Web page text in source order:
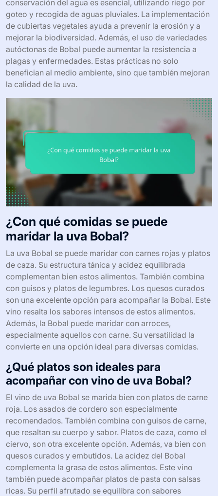
conservación del agua es esencial, utilizando riego por
goteo y recogida de aguas pluviales. La implementación
de cubiertas vegetales ayuda a prevenir la erosión y a
mejorar la biodiversidad. Además, el uso de variedades
autóctonas de Bobal puede aumentar la resistencia a
plagas y enfermedades. Estas prácticas no solo
benefician al medio ambiente, sino que también mejoran
la calidad de la uva.
¿Con qué comidas se puede
maridar la uva Bobal?
La uva Bobal se puede maridar con carnes rojas y platos
de caza. Su estructura tánica y acidez equilibrada
complementan bien estos alimentos. También combina
con guisos y platos de legumbres. Los quesos curados
son una excelente opción para acompañar la Bobal. Este
vino resalta los sabores intensos de estos alimentos.
Además, la Bobal puede maridar con arroces,
especialmente aquellos con carne. Su versatilidad la
convierte en una opción ideal para diversas comidas.
¿Qué platos son ideales para
acompañar con vino de uva Bobal?
El vino de uva Bobal se marida bien con platos de carne
roja. Los asados de cordero son especialmente
recomendados. También combina con guisos de carne,
que resaltan su cuerpo y sabor. Platos de caza, como el
ciervo, son otra excelente opción. Además, va bien con
quesos curados y embutidos. La acidez del Bobal
complementa la grasa de estos alimentos. Este vino
también puede acompañar platos de pasta con salsas
ricas. Su perfil afrutado se equilibra con sabores